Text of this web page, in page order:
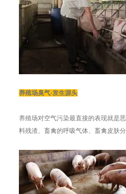
养殖场臭气·发生源头
养殖场对空气污染最直接的表现就是
料残渣、畜禽的呼吸气体、畜禽皮肤